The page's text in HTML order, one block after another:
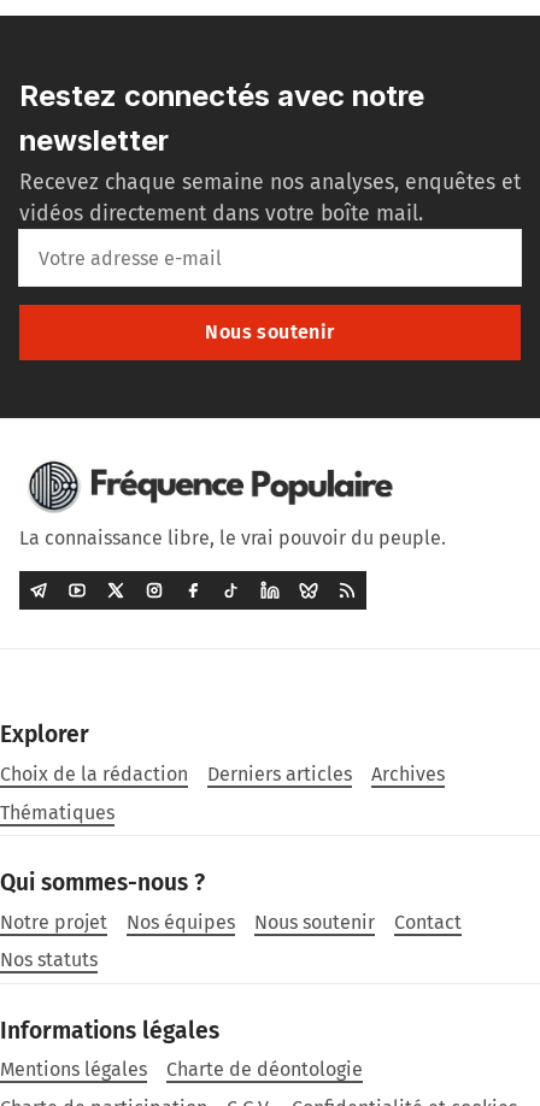
Restez connectés avec notre
newsletter
Recevez chaque semaine nos analyses, enquêtes et
vidéos directement dans votre boîte mail.
Nous soutenir
La connaissance libre, le vrai pouvoir du peuple.
Explorer
Choix de la rédaction Derniers articles
Archives
Thématiques
Qui sommes-nous ?
Notre projet Nos équipes Nous soutenir
Contact
Nos statuts
Informations légales
Mentions légales
Charte de déontologie